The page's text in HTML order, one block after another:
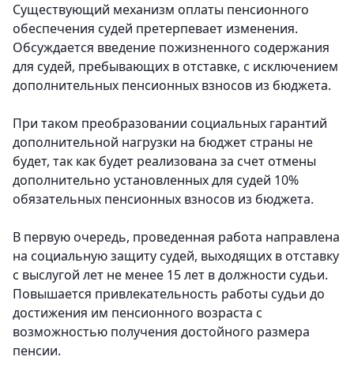
Существующий механизм оплаты пенсионного
обеспечения судей претерпевает изменения.
Обсуждается введение пожизненного содержания
для судей, пребывающих в отставке, с исключением
дополнительных пенсионных взносов из бюджета.
При таком преобразовании социальных гарантий
дополнительной нагрузки на бюджет страны не
будет, так как будет реализована за счет отмены
дополнительно установленных для судей 10%
обязательных пенсионных взносов из бюджета.
В первую очередь, проведенная работа направлена
на социальную защиту судей, выходящих в отставку
с выслугой лет не менее 15 лет в должности судьи.
Повышается привлекательность работы судьи до
достижения им пенсионного возраста с
возможностью получения достойного размера
пенсии.